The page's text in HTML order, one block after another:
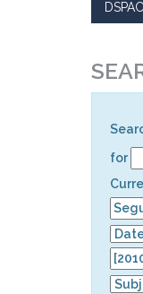
for